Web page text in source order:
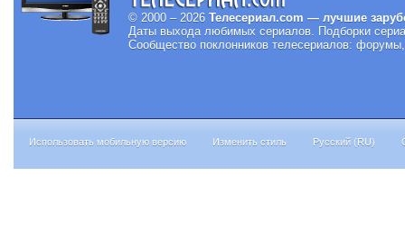
© 2000 – 2026 Телесериал.com — лучшие
Даты выхода любимых сериалов. Подборки
Сообщество поклонников телесериалов:
Использовать мобильную версию Изменить стиль Русский (RU)